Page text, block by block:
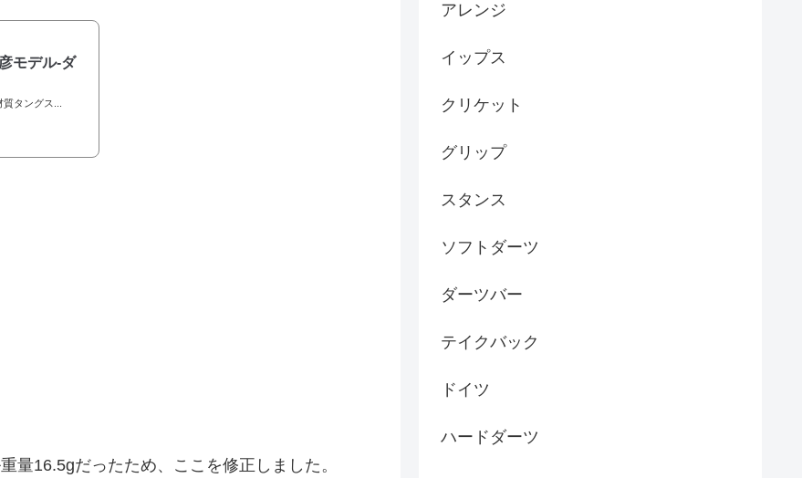
モデル-ダ
タングス...
量16.5gだったため、ここを修正しました。
アレンジ
イップス
クリケット
グリップ
スタンス
ソフトダーツ
ダーツバー
テイクバック
ドイツ
ハードダーツ